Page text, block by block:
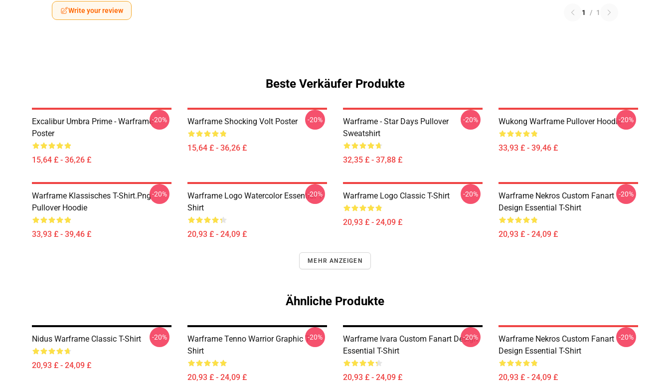
Write your review 1 / 1
Beste Verkäufer Produkte
Excalibur Umbra Prime - Warframe
Poster
15,64 £ - 36,26 £
-20% Warframe Shocking Volt Poster
15,64 £ - 36,26 £
-20%
Warframe - Star Days Pullover
Sweatshirt
32,35 £ - 37,88 £
-20% Wukong Warframe Pullover Hoodie
33,93 £ - 39,46 £
-20%
Warframe Klassisches T-Shirt.png
Pullover Hoodie
33,93 £ - 39,46 £
-20%
Warframe Logo Watercolor Essential T-
Shirt
20,93 £ - 24,09 £
-20% Warframe Logo Classic T-Shirt
20,93 £ - 24,09 £
-20%
Warframe Nekros Custom Fanart
Design Essential T-Shirt
20,93 £ - 24,09 £
-20%
MEHR ANZEIGEN
Ähnliche Produkte
Nidus Warframe Classic T-Shirt
20,93 £ - 24,09 £
-20%
Warframe Tenno Warrior Graphic T-
Shirt
20,93 £ - 24,09 £
-20%
Warframe Ivara Custom Fanart Design
Essential T-Shirt
20,93 £ - 24,09 £
-20%
Warframe Nekros Custom Fanart
Design Essential T-Shirt
20,93 £ - 24,09 £
-20%